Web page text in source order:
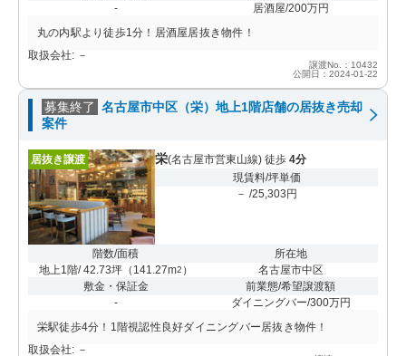
-
居酒屋/200万円
丸の内駅より徒歩1分！居酒屋居抜き物件！
取扱会社: －
譲渡No.：10432
公開日：2024-01-22
募集終了 名古屋市中区（栄）地上1階店舗の居抜き売却
案件
居抜き譲渡 栄(名古屋市営東山線) 徒歩 4分
現賃料/坪単価
－ /25,303円
階数/面積
地上1階/ 42.73坪（ 141.27m2 ）
所在地
名古屋市中区
敷金・保証金
-
前業態/希望譲渡額
ダイニングバー/300万円
栄駅徒歩4分！1階視認性良好ダイニングバー居抜き物件！
取扱会社: －